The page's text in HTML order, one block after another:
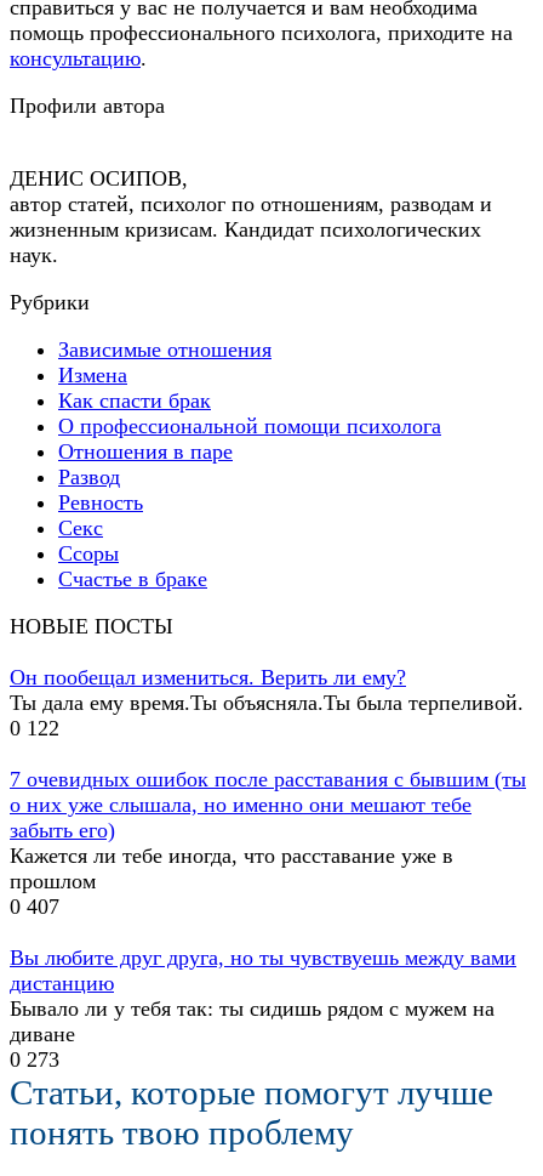
справиться у вас не получается и вам необходима
помощь профессионального психолога, приходите на
консультацию.
Профили автора
ДЕНИС ОСИПОВ,
автор статей, психолог по отношениям, разводам и
жизненным кризисам. Кандидат психологических
наук.
Рубрики
Зависимые отношения
Измена
Как спасти брак
О профессиональной помощи психолога
Отношения в паре
Развод
Ревность
Секс
Ссоры
Счастье в браке
НОВЫЕ ПОСТЫ
Он пообещал измениться. Верить ли ему?
Ты дала ему время.Ты объясняла.Ты была терпеливой.
0 122
7 очевидных ошибок после расставания с бывшим (ты
о них уже слышала, но именно они мешают тебе
забыть его)
Кажется ли тебе иногда, что расставание уже в
прошлом
0 407
Вы любите друг друга, но ты чувствуешь между вами
дистанцию
Бывало ли у тебя так: ты сидишь рядом с мужем на
диване
0 273
Статьи, которые помогут лучше
понять твою проблему